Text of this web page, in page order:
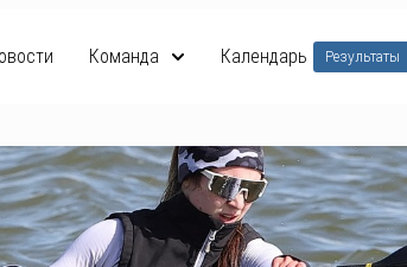
Команда Календарь Результаты